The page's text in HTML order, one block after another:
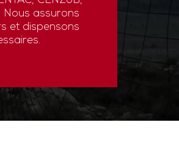
Nous assurons
et dispensons